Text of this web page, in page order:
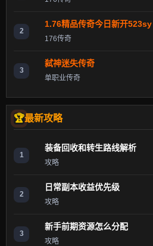
2
1.76精品传奇今日新开523sy
176传奇
3
弑神迷失传奇
单职业传奇
最新攻略
1
装备回收和转生路线解析
攻略
2
日常副本收益优先级
攻略
3
新手前期资源怎么分配
攻略